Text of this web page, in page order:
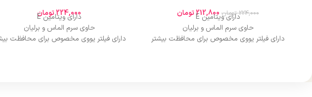
224,000 تومان 212,800تومان
دارای ویتامین E
حاوی سرم الماس و برلیان
دارای فیلتر یووی مخصوص برای محافظت بیشتر
224,000تومان
دارای ویتامین E
حاوی سرم الماس و برلیان
دارای فیلتر یووی مخصوص برای محافظت